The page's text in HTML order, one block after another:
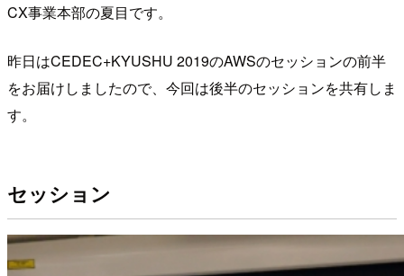
CX事業本部の夏目です。
昨日はCEDEC+KYUSHU 2019のAWSのセッションの前半
をお届けしましたので、今回は後半のセッションを共有しま
す。
セッション